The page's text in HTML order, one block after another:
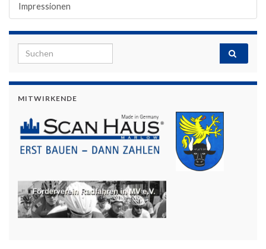
Impressionen
Search for:
MITWIRKENDE